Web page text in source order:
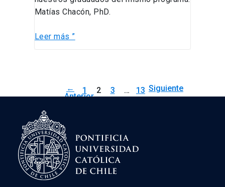
Matías Chacón, PhD.
Leer más ”
←
Anterior
1 2 3 … 13 Siguiente
→